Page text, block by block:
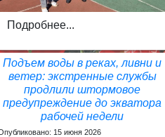
Подробнее...
Подъем воды в реках, ливни и
ветер: экстренные службы
продлили штормовое
предупреждение до экватора
рабочей недели
15 июня 2026